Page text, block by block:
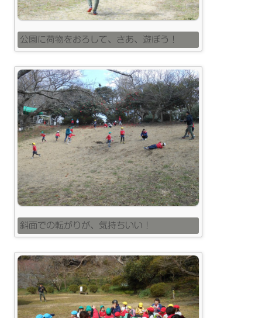
公園に荷物をおろして、さあ、遊ぼう！
斜面での転がりが、気持ちいい！